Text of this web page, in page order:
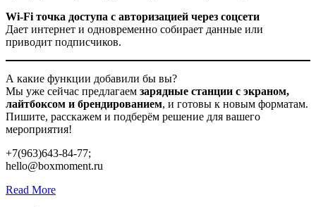
Wi-Fi точка доступа с авторизацией через соцсети
Дает интернет и одновременно собирает данные или
приводит подписчиков.
А какие функции добавили бы вы?
Мы уже сейчас предлагаем зарядные станции с экраном,
лайтбоксом и брендированием, и готовы к новым форматам.
Пишите, расскажем и подберём решение для вашего
мероприятия!
+7(963)643-84-77;
hello@boxmoment.ru
Read More